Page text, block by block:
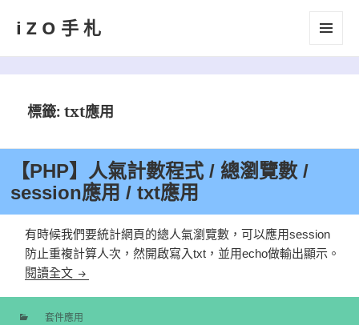
iZO手札
標籤:txt應用
【PHP】人氣計數程式 / 總瀏覽數 /
session應用 / txt應用
有時候我們要統計網頁的總人氣瀏覽數，可以應用session
防止重複計算人次，然開啟寫入txt，並用echo做輸出顯示。
閱讀全文 【PHP】人氣計數程式 / 總瀏覽數 / session應用 / txt
套件應用